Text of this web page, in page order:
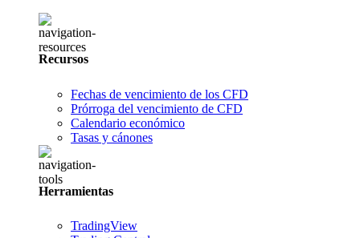
Recursos
Fechas de vencimiento de los CFD
Prórroga del vencimiento de CFD
Calendario económico
Tasas y cánones
Herramientas
TradingView